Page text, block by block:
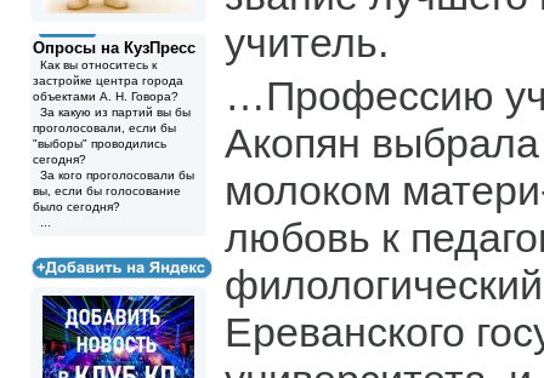
Опросы на КузПресс
Как вы относитесь к
застройке центра города
объектами А. Н. Говора?
За какую из партий вы бы
проголосовали, если бы
"выборы" проводились
сегодня?
За кого проголосовали бы
вы, если бы голосование
было сегодня?
учитель.
…Профессию
Акопян
молоком
любовь к
Ереванского